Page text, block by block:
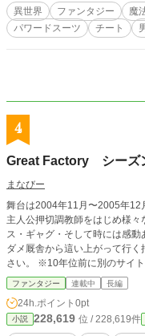
異世界 ファンタジー 魔
パワードスーツ
チート
4
Great Factory シーズ
まなびー
舞台は2004年11月〜2005年12
主人公押切調教師をはじめ様
ス・ギャグ・そして時には感
ダメ厩舎から這い上がって行
さい。 ※10年位前に別のサイトで投稿してたのを再編集してこちらで投稿しま
すファンタジー 連載中 長編
24h.ポイント 0pt
小説 228,619 位 / 228,619件